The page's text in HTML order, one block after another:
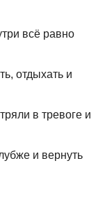
всё равно
отдыхать и
в тревоге и
и вернуть